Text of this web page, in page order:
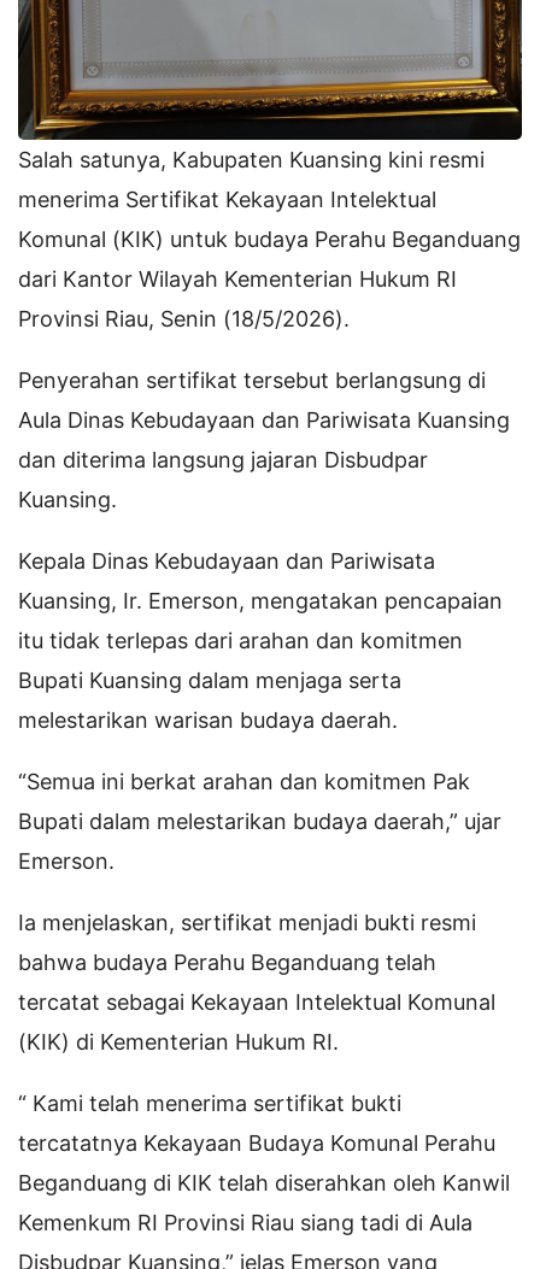
Salah satunya, Kabupaten Kuansing kini resmi
menerima Sertifikat Kekayaan Intelektual
Komunal (KIK) untuk budaya Perahu Beganduang
dari Kantor Wilayah Kementerian Hukum RI
Provinsi Riau, Senin (18/5/2026).
Penyerahan sertifikat tersebut berlangsung di
Aula Dinas Kebudayaan dan Pariwisata Kuansing
dan diterima langsung jajaran Disbudpar
Kuansing.
Kepala Dinas Kebudayaan dan Pariwisata
Kuansing, Ir. Emerson, mengatakan pencapaian
itu tidak terlepas dari arahan dan komitmen
Bupati Kuansing dalam menjaga serta
melestarikan warisan budaya daerah.
“Semua ini berkat arahan dan komitmen Pak
Bupati dalam melestarikan budaya daerah,” ujar
Emerson.
Ia menjelaskan, sertifikat menjadi bukti resmi
bahwa budaya Perahu Beganduang telah
tercatat sebagai Kekayaan Intelektual Komunal
(KIK) di Kementerian Hukum RI.
“ Kami telah menerima sertifikat bukti
tercatatnya Kekayaan Budaya Komunal Perahu
Beganduang di KIK telah diserahkan oleh Kanwil
Kemenkum RI Provinsi Riau siang tadi di Aula
Disbudpar Kuansing,” jelas Emerson yang